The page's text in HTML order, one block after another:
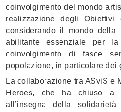
coinvolgimento del mondo
realizzazione degli Obiettivi
considerando il mondo della
abilitante essenziale per
coinvolgimento di fasce
popolazione, in particolare dei
La collaborazione tra ASviS e
Heroes, che ha chiuso a
all’insegna della